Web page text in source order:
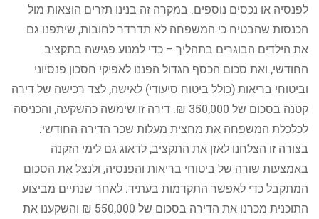
לפנסיה או נכסים נוספים. במקרה זה בנינו תזרים הוצאות מול
הכנסות שהבטיח כי המשפחה לא תדרדר לחובות, שיתפנו גם
את הילדים הבוגרים בתהליך – כדי למנוע פגישה בתקציב
החודשי, ואת סכום הכסף הגדול הפננו לאפיקי חסכון פנסיוני
וביטוחי בריאות (כולל ביטוח סיעודי) לאישה, לצד רכישה של דירה
קטנה בסכום של 350,000 ₪. דירה זו שימשה כהשקעה, והכניסה
לכלכלת המשפחה את מחצית מעלות שכר הדירה החודשי.
בצורה זו הצלחנו לאזן את התקציב, לדאוג גם לימי הזקנה
באמצעות שורה של ביטוחי בריאות והפנסיה, ולנצל את הסכום
המתקבל כדי לאפשר התקדמות בעתיד. לאחר שנתיים מביצוע
התוכנית מכרנו את הדירה בסכום של 550,000 ₪ והשקענו את